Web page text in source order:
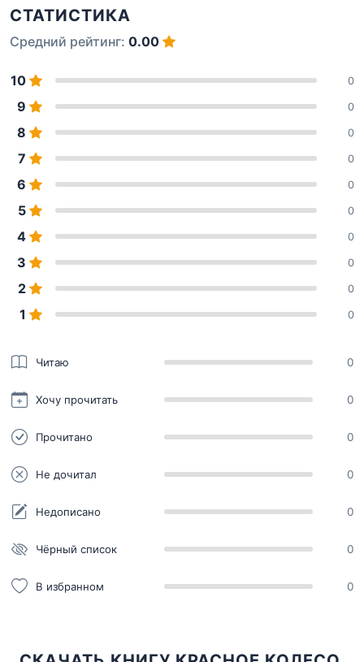
СТАТИСТИКА
Средний рейтинг: 0.00
10 0
9 0
8 0
7 0
6 0
5 0
4 0
3 0
2 0
1 0
Читаю 0
Хочу прочитать 0
Прочитано 0
Не дочитал 0
Недописано 0
Чёрный список 0
В избранном 0